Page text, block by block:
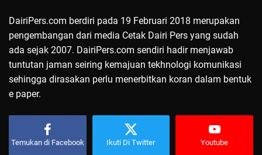
DairiPers.com berdiri pada 19 Februari 2018 merupakan
pengembangan dari media Cetak Dairi Pers yang sudah
ada sejak 2007. DairiPers.com sendiri hadir menjawab
tuntutan jaman seiring kemajuan tekhnologi komunikasi
sehingga dirasakan perlu menerbitkan koran dalam bentuk
e paper.
Temukan di Facebook Ikuti Di Twitter Youtube